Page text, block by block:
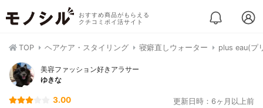
おすすめ商品がもらえる
クチコミポイ活サイト
TOP ヘアケア・スタイリング 寝癖直しウォーター plus eau(プ
美容ファッション好きアラサー
ゆきな
3.00 更新日時：6ヶ月以上前